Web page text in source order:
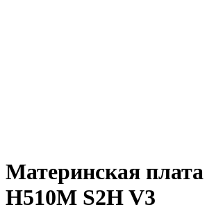
Материнская
H510M S2H V3